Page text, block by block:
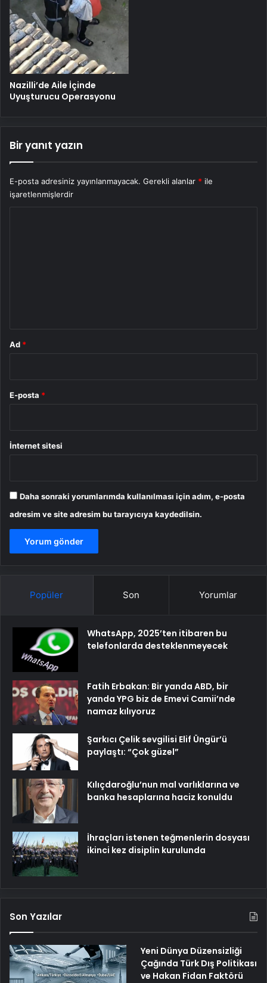
Nazilli’de Aile İçinde
Uyuşturucu Operasyonu
Bir yanıt yazın
E-posta adresiniz yayınlanmayacak. Gerekli alanlar * ile
işaretlenmişlerdir
Ad *
E-posta *
İnternet sitesi
Daha sonraki yorumlarımda kullanılması için adım, e-posta
adresim ve site adresim bu tarayıcıya kaydedilsin.
Popüler Son Yorumlar
WhatsApp, 2025’ten itibaren bu
telefonlarda desteklenmeyecek
Fatih Erbakan: Bir yanda ABD, bir
yanda YPG biz de Emevi Camii’nde
namaz kılıyoruz
Şarkıcı Çelik sevgilisi Elif Üngür’ü
paylaştı: “Çok güzel”
Kılıçdaroğlu’nun mal varlıklarına ve
banka hesaplarına haciz konuldu
İhraçları istenen teğmenlerin dosyası
ikinci kez disiplin kurulunda
Son Yazılar
Yeni Dünya Düzensizliği
Çağında Türk Dış Politikası
ve Hakan Fidan Faktörü